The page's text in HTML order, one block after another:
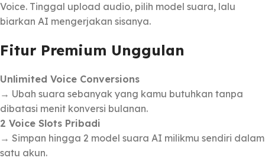
Voice. Tinggal upload audio, pilih model suara, lalu
biarkan AI mengerjakan sisanya.
Fitur Premium Unggulan
Unlimited Voice Conversions
→ Ubah suara sebanyak yang kamu butuhkan tanpa
dibatasi menit konversi bulanan.
2 Voice Slots Pribadi
→ Simpan hingga 2 model suara AI milikmu sendiri dalam
satu akun.